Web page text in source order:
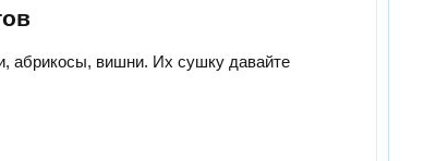
абрикосы, вишни. Их сушку давайте